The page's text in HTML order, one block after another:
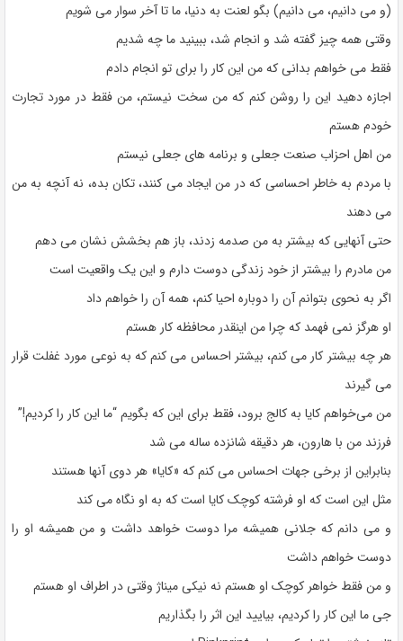
(و می دانیم، می دانیم) بگو لعنت به دنیا، ما تا آخر سوار می شویم
وقتی همه چیز گفته شد و انجام شد، ببینید ما چه شدیم
فقط می خواهم بدانی که من این کار را برای تو انجام دادم
اجازه دهید این را روشن کنم که من سخت نیستم، من فقط در مورد تجارت
خودم هستم
من اهل احزاب صنعت جعلی و برنامه های جعلی نیستم
با مردم به خاطر احساسی که در من ایجاد می کنند، تکان بده، نه آنچه به من
می دهند
حتی آنهایی که بیشتر به من صدمه زدند، باز هم بخشش نشان می دهم
من مادرم را بیشتر از خود زندگی دوست دارم و این یک واقعیت است
اگر به نحوی بتوانم آن را دوباره احیا کنم، همه آن را خواهم داد
او هرگز نمی فهمد که چرا من اینقدر محافظه کار هستم
هر چه بیشتر کار می کنم، بیشتر احساس می کنم که به نوعی مورد غفلت قرار
می گیرند
من می‌خواهم کایا به کالج برود، فقط برای این که بگویم “ما این کار را کردیم!”
فرزند من با هارون، هر دقیقه شانزده ساله می شد
بنابراین از برخی جهات احساس می کنم که «کایا» هر دوی آنها هستند
مثل این است که او فرشته کوچک کایا است که به او نگاه می کند
و می دانم که جلانی همیشه مرا دوست خواهد داشت و من همیشه او را
دوست خواهم داشت
و من فقط خواهر کوچک او هستم نه نیکی میناژ وقتی در اطراف او هستم
جی ما این کار را کردیم، بیایید این اثر را بگذاریم